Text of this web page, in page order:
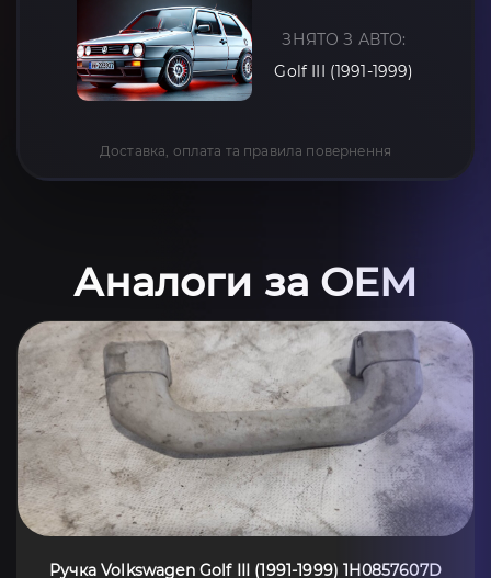
ЗНЯТО З АВТО:
Golf III (1991-1999)
Доставка, оплата та правила повернення
Аналоги за OEM
Ручка Volkswagen Golf III (1991-1999) 1H0857607D